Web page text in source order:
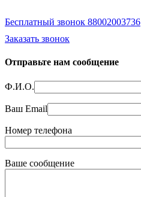
Бесплатный звонок 88002003736
Заказать звонок
Отправьте нам сообщение
Ф.И.О.
Ваш Email
Номер телефона
Ваше сообщение